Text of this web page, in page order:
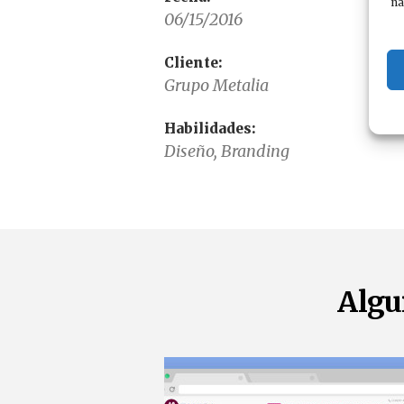
06/15/2016
Cliente:
Grupo Metalia
Habilidades:
Diseño, Branding